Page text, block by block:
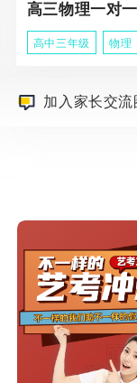
高中三年级 物理
加入家长交